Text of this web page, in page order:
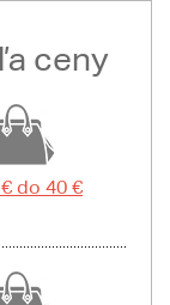
ceny
do 40 €